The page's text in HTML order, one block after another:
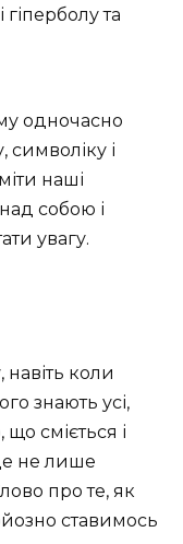
та
одночасно
і
наші
собою і
увагу.
навіть коли
знають усі,
сміється і
не лише
про те, як
ставимось